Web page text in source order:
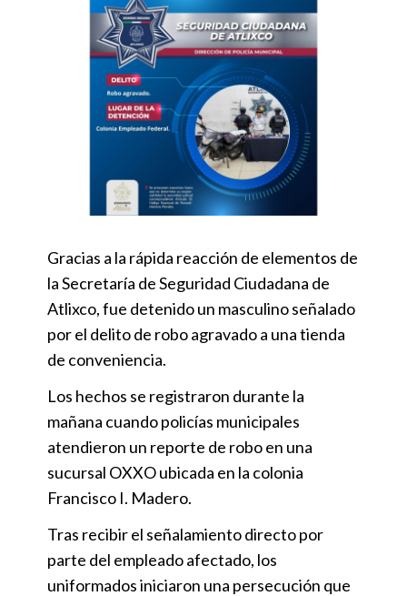
Gracias a la rápida reacción de elementos de
la Secretaría de Seguridad Ciudadana de
Atlixco, fue detenido un masculino señalado
por el delito de robo agravado a una tienda
de conveniencia.
Los hechos se registraron durante la
mañana cuando policías municipales
atendieron un reporte de robo en una
sucursal OXXO ubicada en la colonia
Francisco I. Madero.
Tras recibir el señalamiento directo por
parte del empleado afectado, los
uniformados iniciaron una persecución que